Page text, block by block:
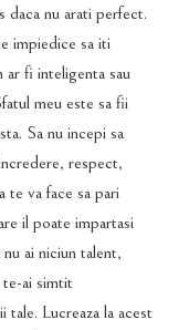
daca nu arati perfect.
impiedice sa iti
ar fi inteligenta sau
meu este sa fii
Sa nu incepi sa
respect,
te va face sa pari
il poate impartasi
ai niciun talent,
ai simtit
Lucreaza la acest